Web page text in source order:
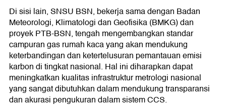
Di sisi lain, SNSU BSN, bekerja sama dengan Badan
Meteorologi, Klimatologi dan Geofisika (BMKG) dan
proyek PTB-BSN, tengah mengembangkan standar
campuran gas rumah kaca yang akan mendukung
keterbandingan dan ketertelusuran pemantauan emisi
karbon di tingkat nasional. Hal ini diharapkan dapat
meningkatkan kualitas infrastruktur metrologi nasional
yang sangat dibutuhkan dalam mendukung transparansi
dan akurasi pengukuran dalam sistem CCS.